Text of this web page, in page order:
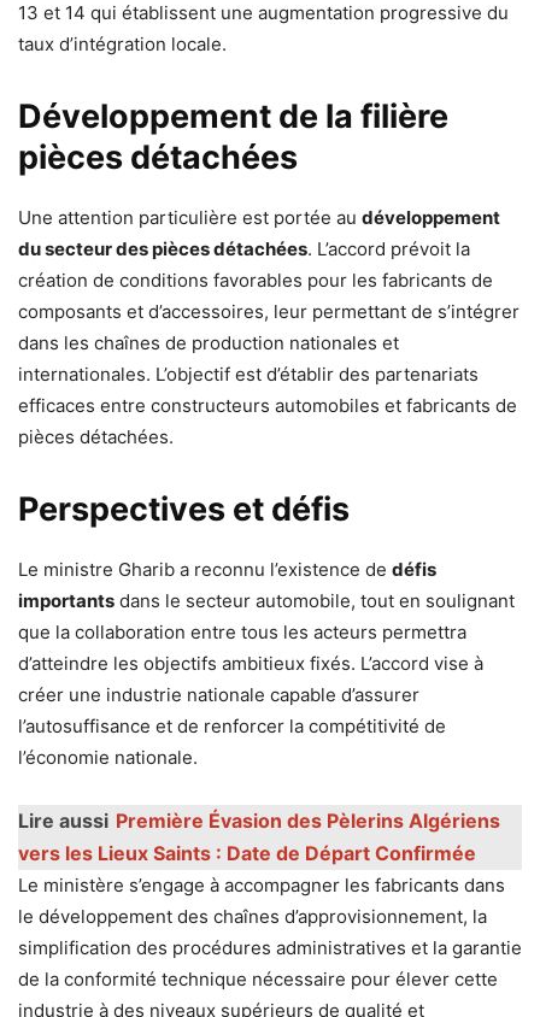
13 et 14 qui établissent une augmentation progressive du
taux d’intégration locale.
Développement de la filière
pièces détachées
Une attention particulière est portée au développement
du secteur des pièces détachées. L’accord prévoit la
création de conditions favorables pour les fabricants de
composants et d’accessoires, leur permettant de s’intégrer
dans les chaînes de production nationales et
internationales. L’objectif est d’établir des partenariats
efficaces entre constructeurs automobiles et fabricants de
pièces détachées.
Perspectives et défis
Le ministre Gharib a reconnu l’existence de défis
importants dans le secteur automobile, tout en soulignant
que la collaboration entre tous les acteurs permettra
d’atteindre les objectifs ambitieux fixés. L’accord vise à
créer une industrie nationale capable d’assurer
l’autosuffisance et de renforcer la compétitivité de
l’économie nationale.
Lire aussi Première Évasion des Pèlerins Algériens
vers les Lieux Saints : Date de Départ Confirmée
Le ministère s’engage à accompagner les fabricants dans
le développement des chaînes d’approvisionnement, la
simplification des procédures administratives et la garantie
de la conformité technique nécessaire pour élever cette
industrie à des niveaux supérieurs de qualité et